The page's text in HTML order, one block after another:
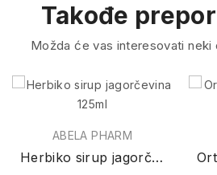
Takođe
Možda će vas interesovati neki
ABELA PHARM
Herbiko sirup jagorčevina 125ml